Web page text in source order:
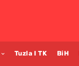
Tuzla I TK BiH